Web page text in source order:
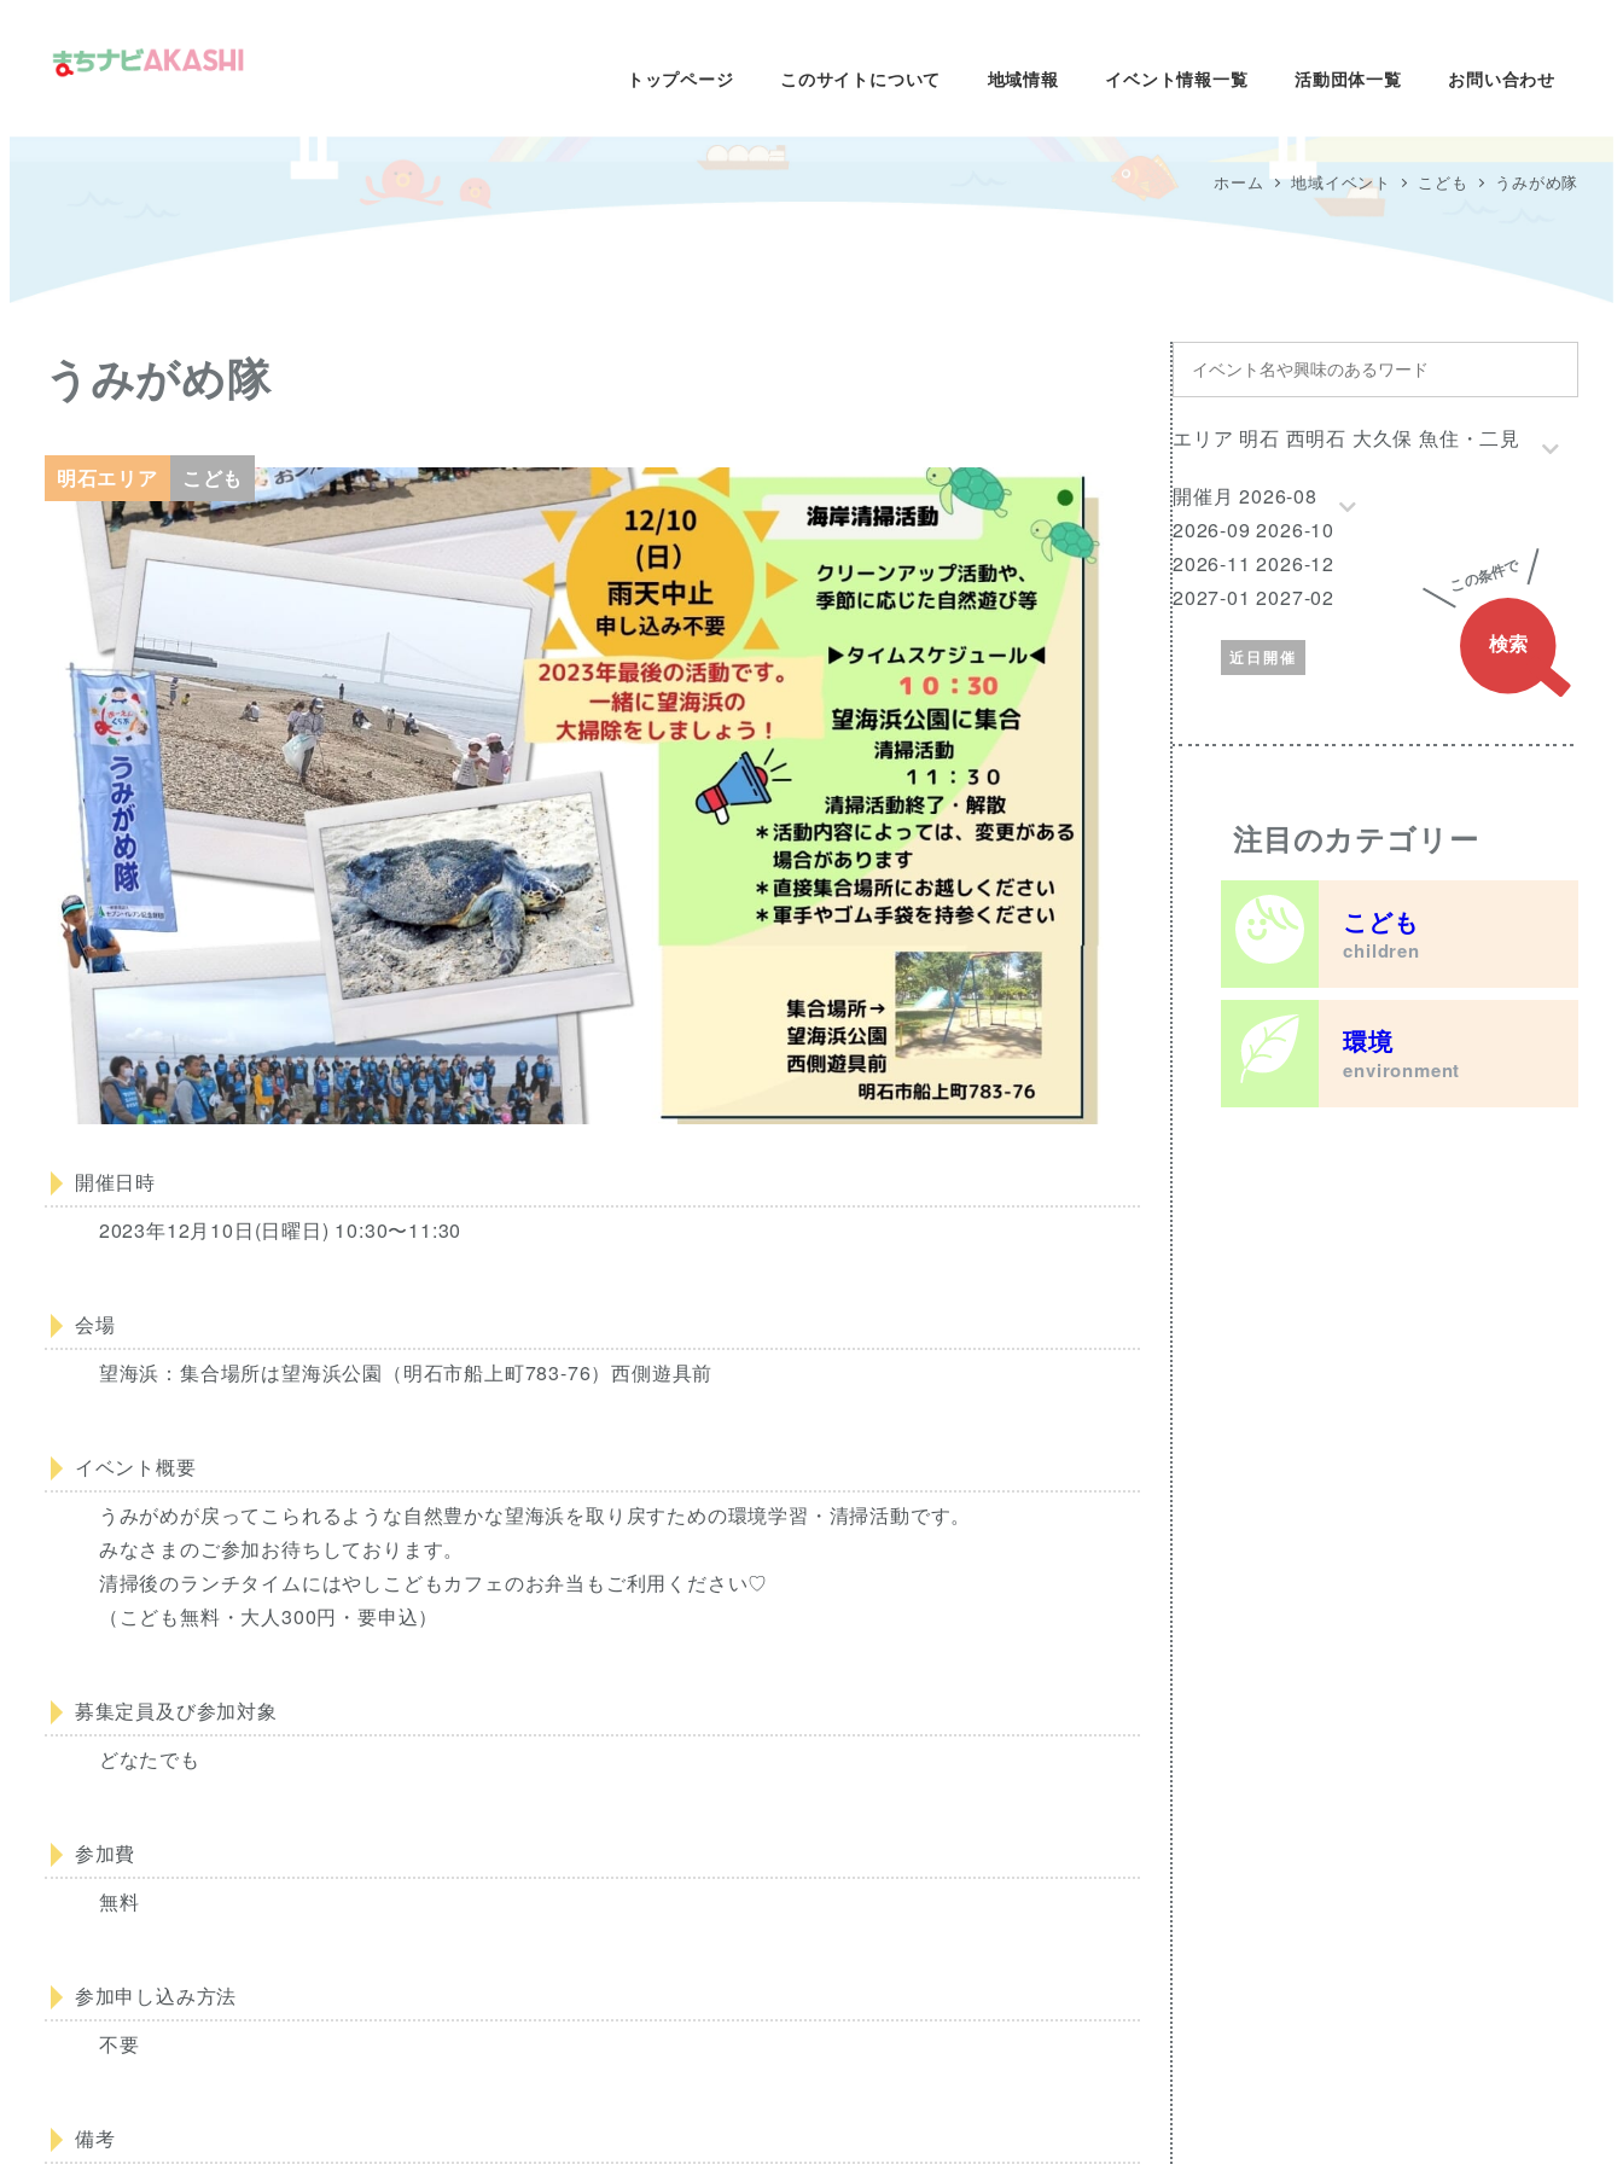
へ
トップページ このサイトについて 地域情報 イベント情報一覧 活動団体一覧 お問い合わせ
ホーム 地域イベント こども うみがめ隊
うみがめ隊
明石エリア こども
開催日時
2023年12月10日(日曜日) 10:30〜11:30
会場
望海浜：集合場所は望海浜公園（明石市船上町783-76）西側遊具前
イベント概要
うみがめが戻ってこられるような自然豊かな望海浜を取り戻すための環境学習・清掃活動です。
みなさまのご参加お待ちしております。
清掃後のランチタイムにはやしこどもカフェのお弁当もご利用ください♡
（こども無料・大人300円・要申込）
募集定員及び参加対象
どなたでも
参加費
無料
参加申し込み方法
不要
備考
イ
ベ
ン
ト
名
や
興
味
の
あ
る
ワ
ー
ド
エ
リ
ア
エリア 明石 西明石 大久保 魚住・二見
開
催
月
開催月 2026-08
2026-09 2026-10
2026-11 2026-12
2027-01 2027-02
近日開催
注目のカテゴリー
こども
children
環境
environment